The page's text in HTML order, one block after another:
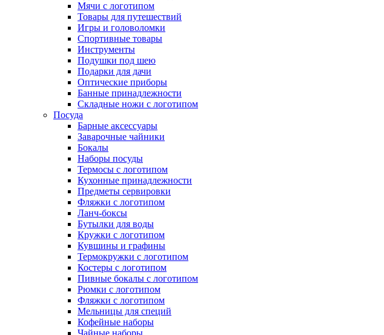
Мячи с логотипом
Товары для путешествий
Игры и головоломки
Спортивные товары
Инструменты
Подушки под шею
Подарки для дачи
Оптические приборы
Банные принадлежности
Складные ножи с логотипом
Посуда
Барные аксессуары
Заварочные чайники
Бокалы
Наборы посуды
Термосы с логотипом
Кухонные принадлежности
Предметы сервировки
Фляжки с логотипом
Ланч-боксы
Бутылки для воды
Кружки с логотипом
Кувшины и графины
Термокружки с логотипом
Костеры с логотипом
Пивные бокалы с логотипом
Рюмки с логотипом
Фляжки с логотипом
Мельницы для специй
Кофейные наборы
Чайные наборы